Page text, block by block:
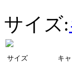
サイズ:
サイズ
キ